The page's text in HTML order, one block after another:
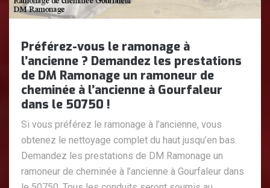
Préférez-vous le ramonage à
l’ancienne ? Demandez les prestations
de DM Ramonage un ramoneur de
cheminée à l’ancienne à Gourfaleur
dans le 50750 !
Si vous préférez le ramonage à l’ancienne, vous
obtenez le nettoyage complet du haut jusqu’en bas.
Demandez les prestations de DM Ramonage un
ramoneur de cheminée à l’ancienne à Gourfaleur dans